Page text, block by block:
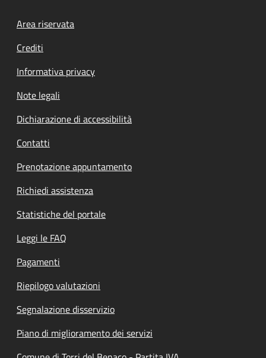
Footer menu
Area riservata
Crediti
Informativa privacy
Note legali
Dichiarazione di accessibilità
Contatti
Prenotazione appuntamento
Richiedi assistenza
Statistiche del portale
Leggi le FAQ
Pagamenti
Riepilogo valutazioni
Segnalazione disservizio
Piano di miglioramento dei servizi